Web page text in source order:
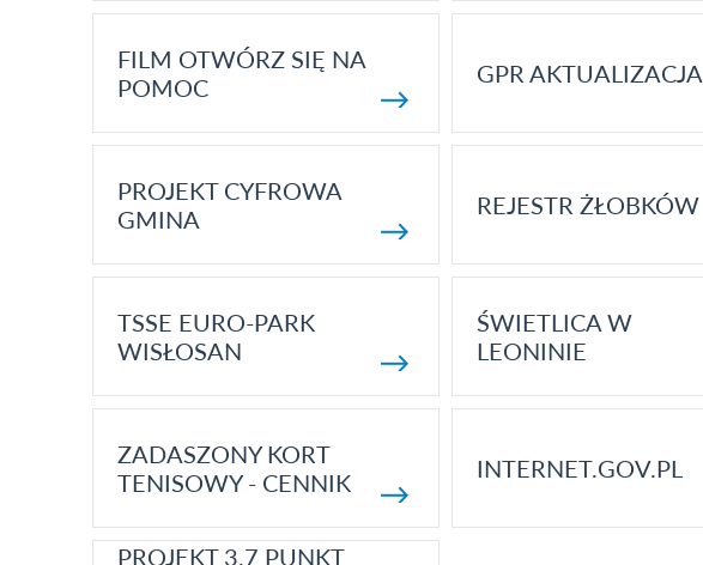
FILM OTWÓRZ SIĘ NA
POMOC
GPR AKTUALIZACJA
PROJEKT CYFROWA
GMINA
REJESTR ŻŁOBKÓW
TSSE EURO-PARK
WISŁOSAN
ŚWIETLICA W
LEONINIE
ZADASZONY KORT
TENISOWY - CENNIK
INTERNET.GOV.PL
PROJEKT 3.7 PUNKT